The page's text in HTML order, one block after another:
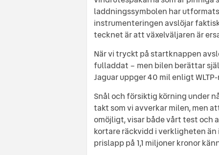
laddningssymbolen har
instrumenteringen avslöjar
tecknet är att växelväljaren är
När vi tryckt på startknappen
fulladdat – men bilen berättar
Jaguar uppger 40 mil enligt
Snål och försiktig körning under
takt som vi avverkar milen, men
omöjligt, visar både vårt test och
kortare räckvidd i verkligheten än
prislapp på 1,1 miljoner kronor